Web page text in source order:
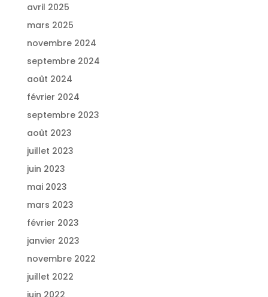
avril 2025
mars 2025
novembre 2024
septembre 2024
août 2024
février 2024
septembre 2023
août 2023
juillet 2023
juin 2023
mai 2023
mars 2023
février 2023
janvier 2023
novembre 2022
juillet 2022
juin 2022